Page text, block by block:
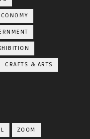
CRAFTS & ARTS
ZOOM